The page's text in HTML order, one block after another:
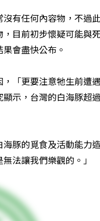
有任何內容物，不過
目前初步懷疑可能與
會盡快公布。
「更要注意牠生前遭遇
示，台灣的白海豚超
豚的覓食及活動能力
法讓我們樂觀的。」